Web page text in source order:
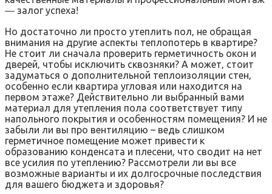
― залог успеха!
Но достаточно ли просто утеплить пол‚ не обращая
внимания на другие аспекты теплопотерь в квартире?
Не стоит ли сначала проверить герметичность окон и
дверей‚ чтобы исключить сквозняки? А может‚ стоит
задуматься о дополнительной теплоизоляции стен‚
особенно если квартира угловая или находится на
первом этаже? Действительно ли выбранный вами
материал для утепления пола соответствует типу
напольного покрытия и особенностям помещения? И не
забыли ли вы про вентиляцию – ведь слишком
герметичное помещение может привести к
образованию конденсата и плесени‚ что сводит на нет
все усилия по утеплению? Рассмотрели ли вы все
возможные варианты и их долгосрочные последствия
для вашего бюджета и здоровья?